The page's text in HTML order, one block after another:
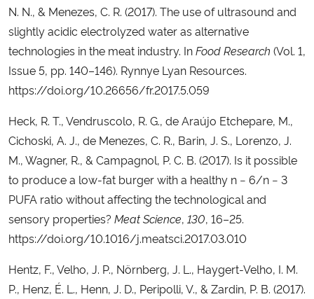
N. N., & Menezes, C. R. (2017). The use of ultrasound and
slightly acidic electrolyzed water as alternative
technologies in the meat industry. InFood Research (Vol. 1,
Issue 5, pp. 140–146). Rynnye Lyan Resources.
https://doi.org/10.26656/fr.2017.5.059
Heck, R. T., Vendruscolo, R. G., de Araújo Etchepare, M.,
Cichoski, A. J., de Menezes, C. R., Barin, J. S., Lorenzo, J.
M., Wagner, R., & Campagnol, P. C. B. (2017). Is it possible
to produce a low-fat burger with a healthy n − 6/n − 3
PUFA ratio without affecting the technological and
sensory properties? Meat Science, 130, 16–25.
https://doi.org/10.1016/j.meatsci.2017.03.010
Hentz, F., Velho, J. P., Nörnberg, J. L., Haygert-Velho, I. M.
P., Henz, É. L., Henn, J. D., Peripolli, V., & Zardin, P. B. (2017).